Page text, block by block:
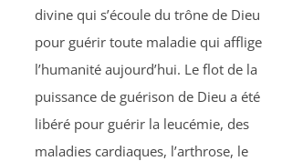
divine qui s’écoule du trône de Dieu
pour guérir toute maladie qui afflige
l’humanité aujourd’hui. Le flot de la
puissance de guérison de Dieu a été
libéré pour guérir la leucémie, des
maladies cardiaques, l’arthrose, le